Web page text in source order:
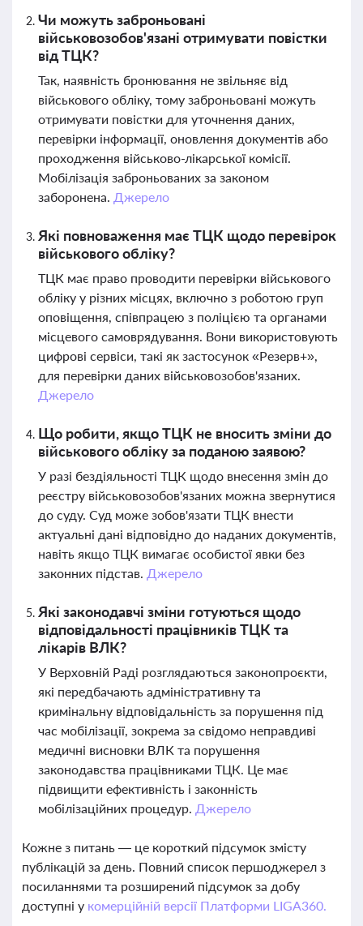
Чи можуть заброньовані
військовозобов'язані отримувати повістки
від ТЦК?
Так, наявність бронювання не звільняє від
військового обліку, тому заброньовані можуть
отримувати повістки для уточнення даних,
перевірки інформації, оновлення документів або
проходження військово-лікарської комісії.
Мобілізація заброньованих за законом
заборонена. Джерело
Які повноваження має ТЦК щодо перевірок
військового обліку?
ТЦК має право проводити перевірки військового
обліку у різних місцях, включно з роботою груп
оповіщення, співпрацею з поліцією та органами
місцевого самоврядування. Вони використовують
цифрові сервіси, такі як застосунок «Резерв+»,
для перевірки даних військовозобов'язаних.
Джерело
Що робити, якщо ТЦК не вносить зміни до
військового обліку за поданою заявою?
У разі бездіяльності ТЦК щодо внесення змін до
реєстру військовозобов'язаних можна звернутися
до суду. Суд може зобов'язати ТЦК внести
актуальні дані відповідно до наданих документів,
навіть якщо ТЦК вимагає особистої явки без
законних підстав. Джерело
Які законодавчі зміни готуються щодо
відповідальності працівників ТЦК та
лікарів ВЛК?
У Верховній Раді розглядаються законопроєкти,
які передбачають адміністративну та
кримінальну відповідальність за порушення під
час мобілізації, зокрема за свідомо неправдиві
медичні висновки ВЛК та порушення
законодавства працівниками ТЦК. Це має
підвищити ефективність і законність
мобілізаційних процедур. Джерело
Кожне з питань — це короткий підсумок змісту
публікацій за день. Повний список першоджерел з
посиланнями та розширений підсумок за добу
доступні у комерційній версії Платформи LIGA360.